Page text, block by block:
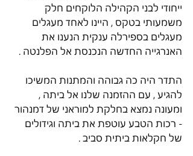
ייחודי לבני הקהילה הלוקחים חלק
משמעותי בטקס , היינו לאחד מעגלים
מעגלים בספירלה ענקית הנענו את
האנרגייה החדשה הנכנסת אל הפלנטה .
התדר היה כה גבוהה והמתנות המשיכו
להגיע , עם ההזמנה שלנו אל ביתה ,
ומעונה נמצא בחלקת למוראני של דמנהור
- רכות הטבע עוטפת את ביתה וגידולים
של חקלאות ביתית סביב .